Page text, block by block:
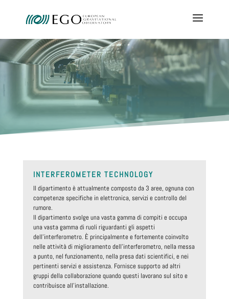
INTERFEROMETER TECHNOLOGY
Il dipartimento è attualmente composto da 3 aree, ognuna con
competenze specifiche in elettronica, servizi e controllo del
rumore.
Il dipartimento svolge una vasta gamma di compiti e occupa
una vasta gamma di ruoli riguardanti gli aspetti
dell’interferometro. È principalmente e fortemente coinvolto
nelle attività di miglioramento dell’interferometro, nella messa
a punto, nel funzionamento, nella presa dati scientifici, e nei
pertinenti servizi e assistenza. Fornisce supporto ad altri
gruppi della collaborazione quando questi lavorano sul sito e
contribuisce all’installazione.